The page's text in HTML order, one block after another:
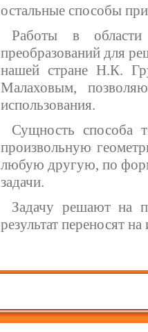
остальные способы
Работы в области
преобразований для
нашей стране Н.К.
Малаховым,
использования.
Сущность способа
произвольную
любую другую, по
задачи.
Задачу решают на
результат переносят